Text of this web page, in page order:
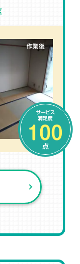
作業後
サービス
満足度
100
点